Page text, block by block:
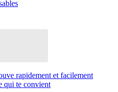
rapidement et facilement
qui te convient